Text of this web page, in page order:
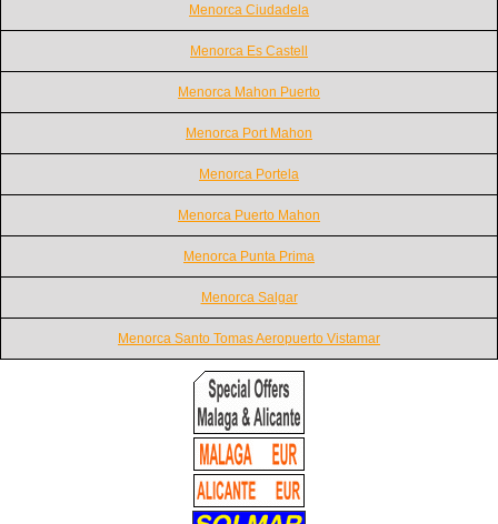
Menorca Ciudadela
Menorca Es Castell
Menorca Mahon Puerto
Menorca Port Mahon
Menorca Portela
Menorca Puerto Mahon
Menorca Punta Prima
Menorca Salgar
Menorca Santo Tomas Aeropuerto Vistamar